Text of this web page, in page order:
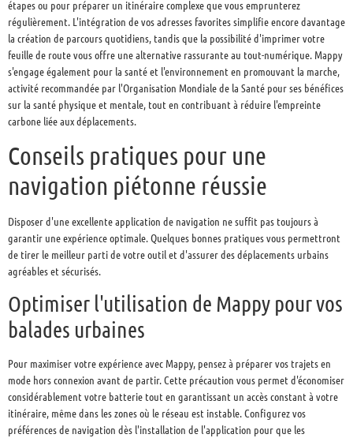
étapes ou pour préparer un itinéraire complexe que vous emprunterez
régulièrement. L'intégration de vos adresses favorites simplifie encore davantage
la création de parcours quotidiens, tandis que la possibilité d'imprimer votre
feuille de route vous offre une alternative rassurante au tout-numérique. Mappy
s'engage également pour la santé et l'environnement en promouvant la marche,
activité recommandée par l'Organisation Mondiale de la Santé pour ses bénéfices
sur la santé physique et mentale, tout en contribuant à réduire l'empreinte
carbone liée aux déplacements.
Conseils pratiques pour une
navigation piétonne réussie
Disposer d'une excellente application de navigation ne suffit pas toujours à
garantir une expérience optimale. Quelques bonnes pratiques vous permettront
de tirer le meilleur parti de votre outil et d'assurer des déplacements urbains
agréables et sécurisés.
Optimiser l'utilisation de Mappy pour vos
balades urbaines
Pour maximiser votre expérience avec Mappy, pensez à préparer vos trajets en
mode hors connexion avant de partir. Cette précaution vous permet d'économiser
considérablement votre batterie tout en garantissant un accès constant à votre
itinéraire, même dans les zones où le réseau est instable. Configurez vos
préférences de navigation dès l'installation de l'application pour que les